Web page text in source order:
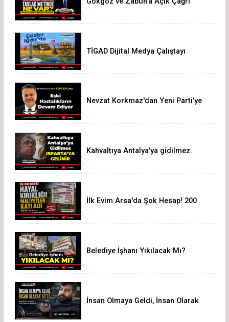
TİGAD Dijital Medya Çalıştayı
Nevzat Korkmaz'dan Yeni Parti'ye
Kahvaltıya Antalya'ya gidilmez.
İlk Evim Arsa'da Şok Hesap! 200
Belediye İşhanı Yıkılacak Mı?
İnsan Olmaya Geldi, İnsan Olarak